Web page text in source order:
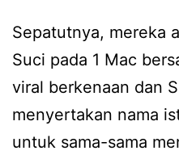
Sepatutnya, mereka
Suci pada 1 Mac
viral berkenaan dan
menyertakan nama
untuk sama-sama